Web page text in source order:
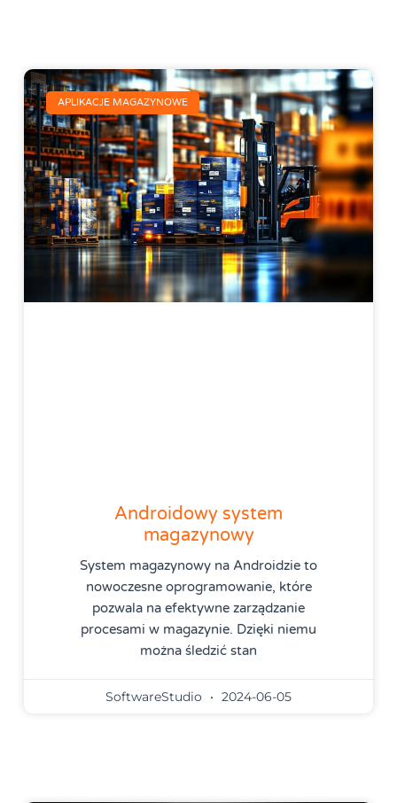
APLIKACJE MAGAZYNOWE
Androidowy system
magazynowy
System magazynowy na Androidzie to
nowoczesne oprogramowanie, które
pozwala na efektywne zarządzanie
procesami w magazynie. Dzięki niemu
można śledzić stan
SoftwareStudio 2024-06-05